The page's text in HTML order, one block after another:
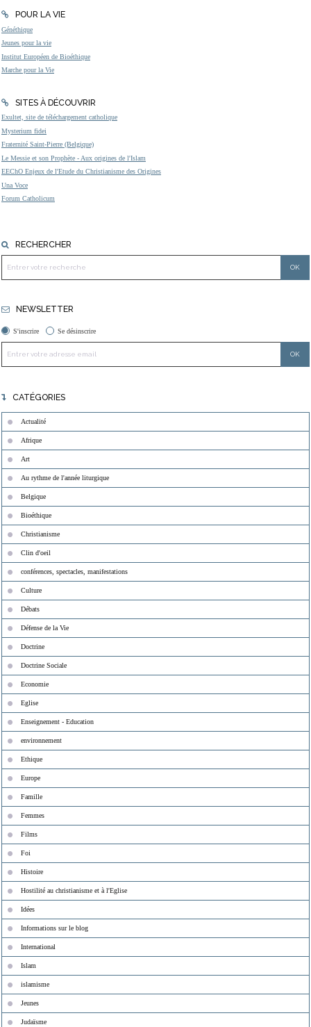
POUR LA VIE
Généthique
Jeunes pour la vie
Institut Européen de Bioéthique
Marche pour la Vie
SITES À DÉCOUVRIR
Exultet, site de téléchargement catholique
Mysterium fidei
Fraternité Saint-Pierre (Belgique)
Le Messie et son Prophète - Aux origines de l'Islam
EEChO Enjeux de l'Etude du Christianisme des Origines
Una Voce
Forum Catholicum
RECHERCHER
NEWSLETTER
S'inscrire Se désinscrire
CATÉGORIES
Actualité
Afrique
Art
Au rythme de l'année liturgique
Belgique
Bioéthique
Christianisme
Clin d'oeil
conférences, spectacles, manifestations
Culture
Débats
Défense de la Vie
Doctrine
Doctrine Sociale
Economie
Eglise
Enseignement - Education
environnement
Ethique
Europe
Famille
Femmes
Films
Foi
Histoire
Hostilité au christianisme et à l'Eglise
Idées
Informations sur le blog
International
Islam
islamisme
Jeunes
Judaïsme